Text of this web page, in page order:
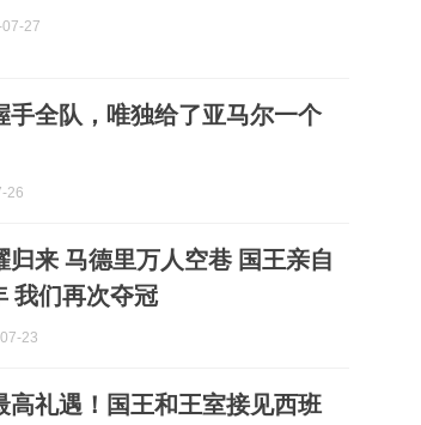
27
手全队，唯独给了亚马尔一个
26
归来 马德里万人空巷 国王亲自
我们再次夺冠
23
高礼遇！国王和王室接见西班